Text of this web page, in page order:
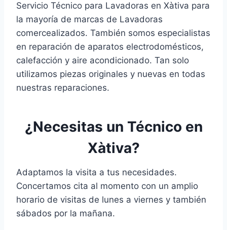
Servicio Técnico para Lavadoras en Xàtiva para
la mayoría de marcas de Lavadoras
comercealizados. También somos especialistas
en reparación de aparatos electrodomésticos,
calefacción y aire acondicionado. Tan solo
utilizamos piezas originales y nuevas en todas
nuestras reparaciones.
¿Necesitas un Técnico en
Xàtiva?
Adaptamos la visita a tus necesidades.
Concertamos cita al momento con un amplio
horario de visitas de lunes a viernes y también
sábados por la mañana.